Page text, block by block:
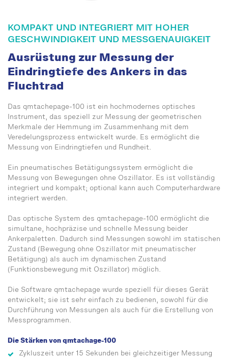
KOMPAKT UND INTEGRIERT MIT HOHER
GESCHWINDIGKEIT UND MESSGENAUIGKEIT
Ausrüstung zur Messung der
Eindringtiefe des Ankers in das
Fluchtrad
Das qmtachepage-100 ist ein hochmodernes optisches
Instrument, das speziell zur Messung der geometrischen
Merkmale der Hemmung im Zusammenhang mit dem
Veredelungsprozess entwickelt wurde. Es ermöglicht die
Messung von Eindringtiefen und Rundheit.
Ein pneumatisches Betätigungssystem ermöglicht die
Messung von Bewegungen ohne Oszillator. Es ist vollständig
integriert und kompakt; optional kann auch Computerhardware
integriert werden.
Das optische System des qmtachepage-100 ermöglicht die
simultane, hochpräzise und schnelle Messung beider
Ankerpaletten. Dadurch sind Messungen sowohl im statischen
Zustand (Bewegung ohne Oszillator mit pneumatischer
Betätigung) als auch im dynamischen Zustand
(Funktionsbewegung mit Oszillator) möglich.
Die Software qmtachepage wurde speziell für dieses Gerät
entwickelt; sie ist sehr einfach zu bedienen, sowohl für die
Durchführung von Messungen als auch für die Erstellung von
Messprogrammen.
Die Stärken von qmtachage-100
Zykluszeit unter 15 Sekunden bei gleichzeitiger Messung